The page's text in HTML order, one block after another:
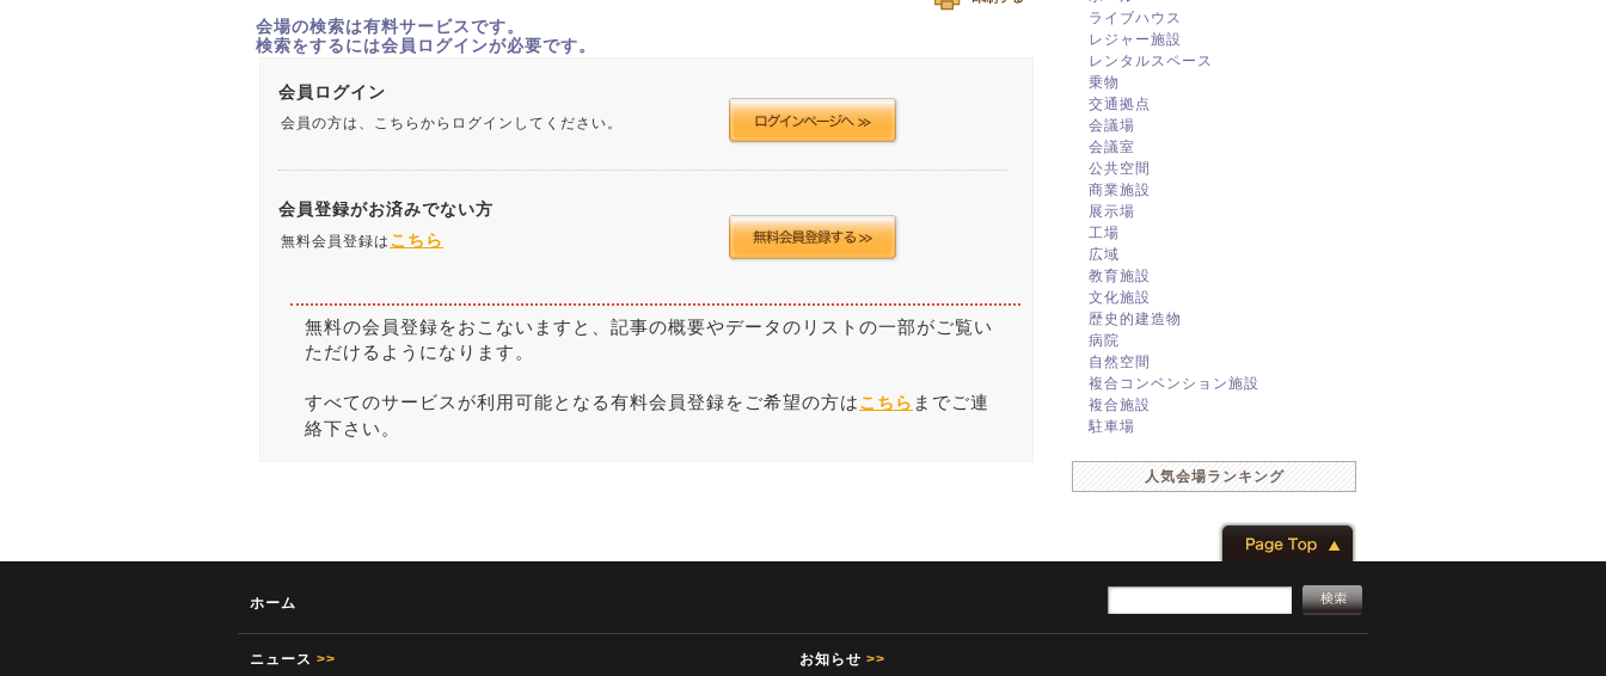
会場の検索は有料サービスです。
検索をするには会員ログインが必要です。
会員ログイン
会員の方は、こちらからログインしてください。
会員登録がお済みでない方
無料会員登録は こちら
無料の会員登録をおこないますと、記事の概要やデータのリストの一部がご覧い
ただけるようになります。
すべてのサービスが利用可能となる有料会員登録をご希望の方はこちら までご連
絡下さい。
ライブハウス
レジャー施設
レンタルスペース
乗物
交通拠点
会議場
会議室
公共空間
商業施設
展示場
工場
広域
教育施設
文化施設
歴史的建造物
病院
自然空間
複合コンベンション施設
複合施設
駐車場
人気会場ランキング
ホーム
ニュース >> お知らせ >>